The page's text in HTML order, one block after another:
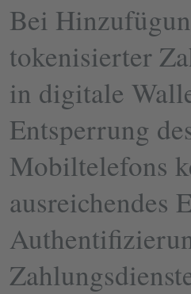
Bei
tokenisierter
in digitale
Entsperrung
Mobiltelefons
ausreichendes